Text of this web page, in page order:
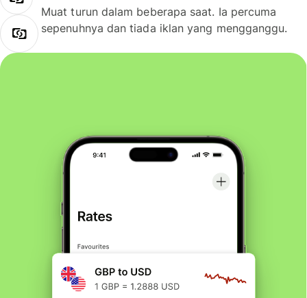
Muat turun dalam beberapa saat. Ia percuma
sepenuhnya dan tiada iklan yang mengganggu.